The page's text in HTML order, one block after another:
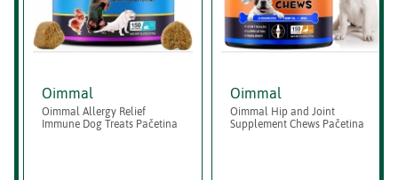
Oimmal
Oimmal Allergy Relief
Immune Dog Treats Pačetina
Oimmal
Oimmal Hip and Joint
Supplement Chews Pačetina